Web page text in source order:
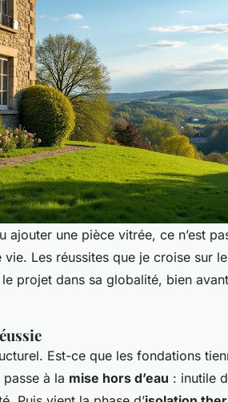
ajouter une pièce vitrée, ce n’est
Les réussites que je croise sur
projet dans sa globalité, bien
Est-ce que les fondations
à la mise hors d’eau : inutile